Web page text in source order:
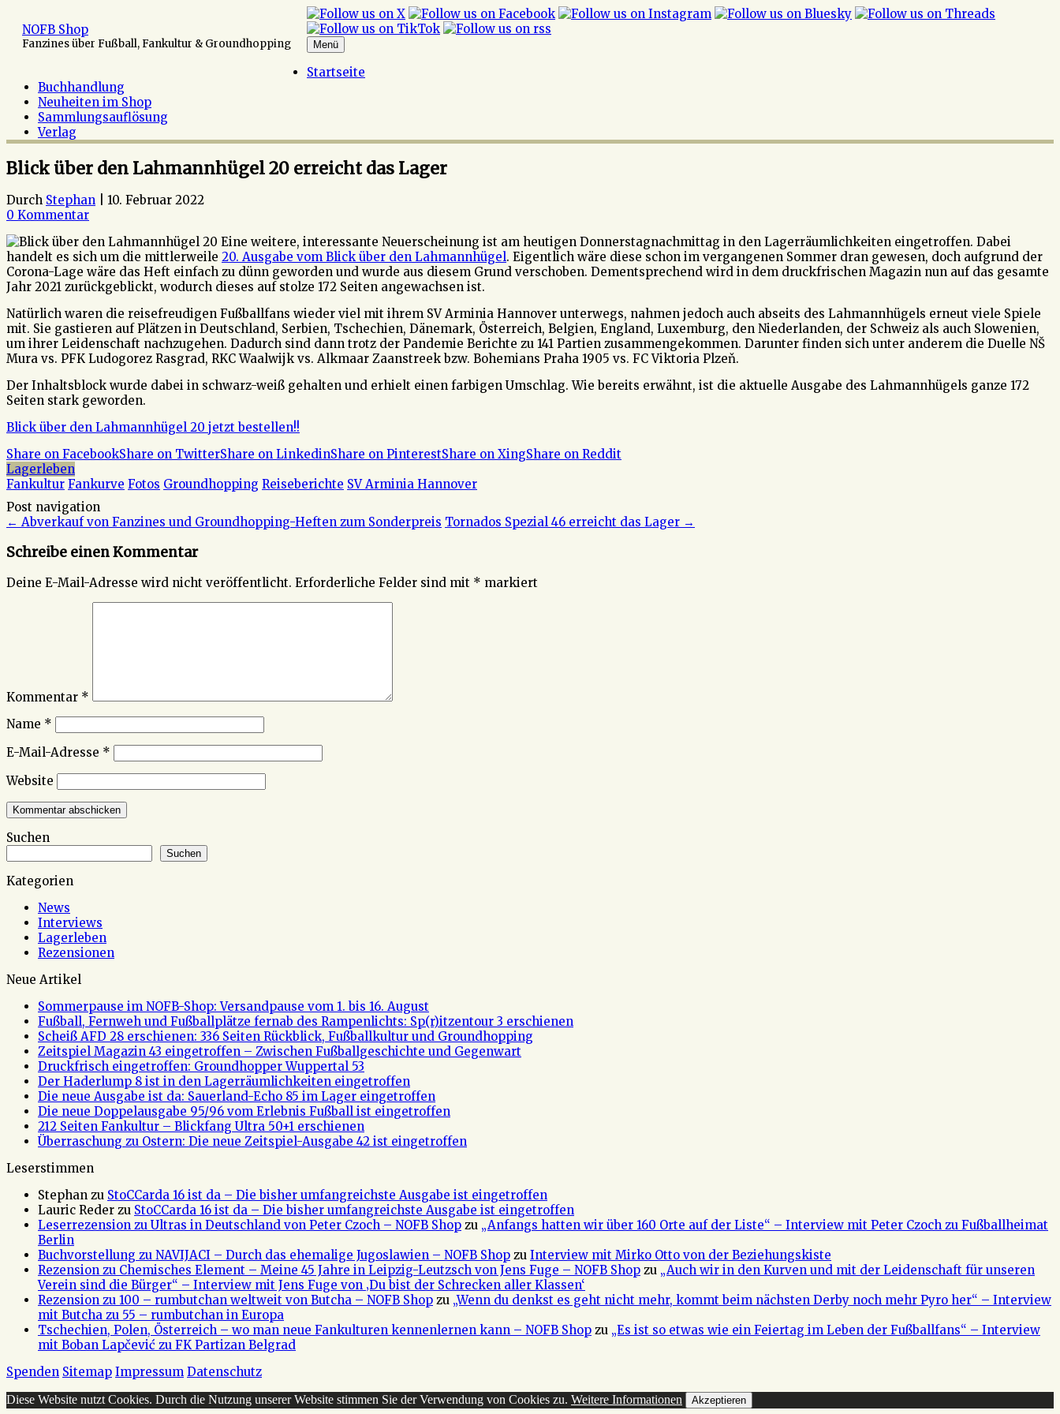
Inhalt
springen
NOFB Shop
Fanzines über Fußball, Fankultur & Groundhopping Menü
Startseite
Buchhandlung
Neuheiten im Shop
Sammlungsauflösung
Verlag
Blick über den Lahmannhügel 20 erreicht das Lager
Durch Stephan
10. Februar 2022
0 Kommentar
Eine weitere, interessante Neuerscheinung ist am heutigen Donnerstagnachmittag in den Lagerräumlichkeiten eingetroffen. Dabei
handelt es sich um die mittlerweile 20. Ausgabe vom Blick über den Lahmannhügel. Eigentlich wäre diese schon im vergangenen Sommer dran gewesen, doch aufgrund der
Corona-Lage wäre das Heft einfach zu dünn geworden und wurde aus diesem Grund verschoben. Dementsprechend wird in dem druckfrischen Magazin nun auf das gesamte
Jahr 2021 zurückgeblickt, wodurch dieses auf stolze 172 Seiten angewachsen ist.
Natürlich waren die reisefreudigen Fußballfans wieder viel mit ihrem SV Arminia Hannover unterwegs, nahmen jedoch auch abseits des Lahmannhügels erneut viele Spiele
mit. Sie gastieren auf Plätzen in Deutschland, Serbien, Tschechien, Dänemark, Österreich, Belgien, England, Luxemburg, den Niederlanden, der Schweiz als auch Slowenien,
um ihrer Leidenschaft nachzugehen. Dadurch sind dann trotz der Pandemie Berichte zu 141 Partien zusammengekommen. Darunter finden sich unter anderem die Duelle NŠ
Mura vs. PFK Ludogorez Rasgrad, RKC Waalwijk vs. Alkmaar Zaanstreek bzw. Bohemians Praha 1905 vs. FC Viktoria Plzeň.
Der Inhaltsblock wurde dabei in schwarz-weiß gehalten und erhielt einen farbigen Umschlag. Wie bereits erwähnt, ist die aktuelle Ausgabe des Lahmannhügels ganze 172
Seiten stark geworden.
Blick über den Lahmannhügel 20 jetzt bestellen!!
Share on FacebookShare on TwitterShare on LinkedinShare on PinterestShare on XingShare on Reddit
Lagerleben
Fankultur Fankurve Fotos Groundhopping Reiseberichte SV Arminia Hannover
Post navigation
← Abverkauf von Fanzines und Groundhopping-Heften zum Sonderpreis Tornados Spezial 46 erreicht das Lager →
Schreibe einen Kommentar
Deine E-Mail-Adresse wird nicht veröffentlicht. Erforderliche Felder sind mit * markiert
Kommentar *
Name *
E-Mail-Adresse *
Website
Suchen
Suchen
Kategorien
News
Interviews
Lagerleben
Rezensionen
Neue Artikel
Sommerpause im NOFB-Shop: Versandpause vom 1. bis 16. August
Fußball, Fernweh und Fußballplätze fernab des Rampenlichts: Sp(r)itzentour 3 erschienen
Scheiß AFD 28 erschienen: 336 Seiten Rückblick, Fußballkultur und Groundhopping
Zeitspiel Magazin 43 eingetroffen – Zwischen Fußballgeschichte und Gegenwart
Druckfrisch eingetroffen: Groundhopper Wuppertal 53
Der Haderlump 8 ist in den Lagerräumlichkeiten eingetroffen
Die neue Ausgabe ist da: Sauerland-Echo 85 im Lager eingetroffen
Die neue Doppelausgabe 95/96 vom Erlebnis Fußball ist eingetroffen
212 Seiten Fankultur – Blickfang Ultra 50+1 erschienen
Überraschung zu Ostern: Die neue Zeitspiel-Ausgabe 42 ist eingetroffen
Leserstimmen
Stephan zu StoCCarda 16 ist da – Die bisher umfangreichste Ausgabe ist eingetroffen
Lauric Reder zu StoCCarda 16 ist da – Die bisher umfangreichste Ausgabe ist eingetroffen
Leserrezension zu Ultras in Deutschland von Peter Czoch – NOFB Shop zu „Anfangs hatten wir über 160 Orte auf der Liste“ – Interview mit Peter Czoch zu Fußballheimat
Berlin
Buchvorstellung zu NAVIJACI – Durch das ehemalige Jugoslawien – NOFB Shop zu Interview mit Mirko Otto von der Beziehungskiste
Rezension zu Chemisches Element – Meine 45 Jahre in Leipzig-Leutzsch von Jens Fuge – NOFB Shop zu „Auch wir in den Kurven und mit der Leidenschaft für unseren
Verein sind die Bürger“ – Interview mit Jens Fuge von ‚Du bist der Schrecken aller Klassen‘
Rezension zu 100 – rumbutchan weltweit von Butcha – NOFB Shop zu „Wenn du denkst es geht nicht mehr, kommt beim nächsten Derby noch mehr Pyro her“ – Interview
mit Butcha zu 55 – rumbutchan in Europa
Tschechien, Polen, Österreich – wo man neue Fankulturen kennenlernen kann – NOFB Shop zu „Es ist so etwas wie ein Feiertag im Leben der Fußballfans“ – Interview
mit Boban Lapčević zu FK Partizan Belgrad
Spenden Sitemap Impressum Datenschutz
Diese Website nutzt Cookies. Durch die Nutzung unserer Website stimmen Sie der Verwendung von Cookies zu. Weitere Informationen Akzeptieren